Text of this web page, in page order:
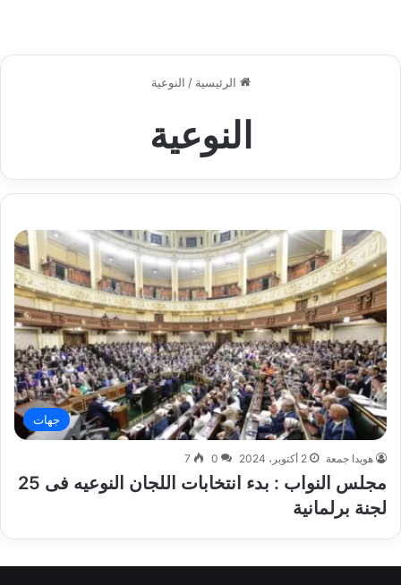
الرئيسية / النوعية
النوعية
جهات
هويدا جمعة 2 أكتوبر، 2024 0
7
مجلس النواب : بدء انتخابات اللجان النوعيه فى 25
لجنة برلمانية